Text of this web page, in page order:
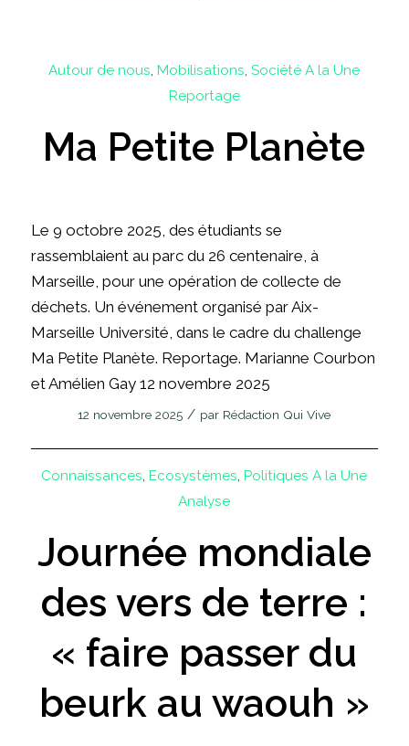
Autour de nous ,Mobilisations ,Société A la Une
Reportage
Ma Petite Planète
Le 9 octobre 2025, des étudiants se
rassemblaient au parc du 26 centenaire, à
Marseille, pour une opération de collecte de
déchets. Un événement organisé par Aix-
Marseille Université, dans le cadre du challenge
Ma Petite Planète. Reportage. Marianne Courbon
et Amélien Gay 12 novembre 2025
12 novembre 2025 / par Rédaction Qui Vive
Connaissances, Ecosystèmes, Politiques A la Une
Analyse
Journée mondiale
des vers de terre :
« faire passer du
beurk au waouh »